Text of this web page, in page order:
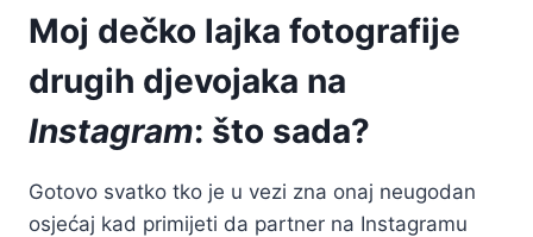
Moj dečko lajka fotografije
drugih djevojaka na
Instagram: što sada?
Gotovo svatko tko je u vezi zna onaj neugodan
osjećaj kad primijeti da partner na Instagramu